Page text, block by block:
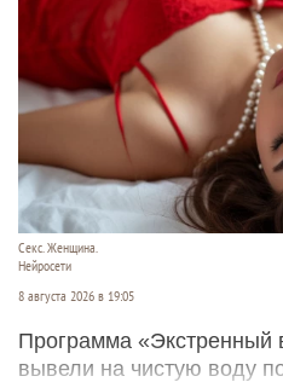
Секс. Женщина.
Нейросети
8 августа 2026 в 19:05
Программа «Экстренный
вывели на чистую воду